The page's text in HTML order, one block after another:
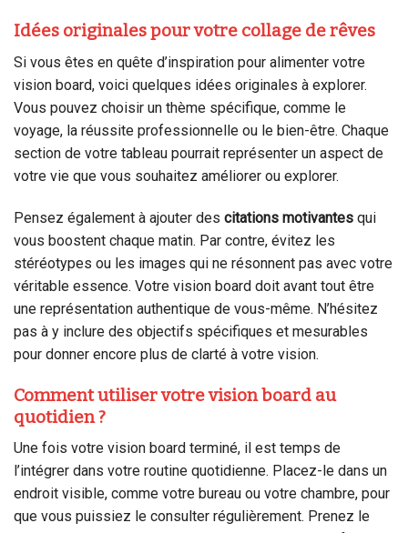
Idées originales pour votre collage de rêves
Si vous êtes en quête d’inspiration pour alimenter votre
vision board, voici quelques idées originales à explorer.
Vous pouvez choisir un thème spécifique, comme le
voyage, la réussite professionnelle ou le bien-être. Chaque
section de votre tableau pourrait représenter un aspect de
votre vie que vous souhaitez améliorer ou explorer.
Pensez également à ajouter des citations motivantes qui
vous boostent chaque matin. Par contre, évitez les
stéréotypes ou les images qui ne résonnent pas avec votre
véritable essence. Votre vision board doit avant tout être
une représentation authentique de vous-même. N’hésitez
pas à y inclure des objectifs spécifiques et mesurables
pour donner encore plus de clarté à votre vision.
Comment utiliser votre vision board au
quotidien ?
Une fois votre vision board terminé, il est temps de
l’intégrer dans votre routine quotidienne. Placez-le dans un
endroit visible, comme votre bureau ou votre chambre, pour
que vous puissiez le consulter régulièrement. Prenez le